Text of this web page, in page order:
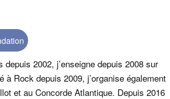
depuis 2002, j’enseigne depuis 2008 sur
à Rock depuis 2009, j’organise également
et au Concorde Atlantique. Depuis 2016